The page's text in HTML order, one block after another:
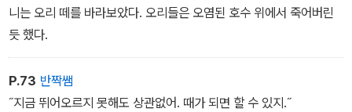
니는 오리 떼를 바라보았다. 오리들은 오염된 호수 위에서 죽어버린
듯 했다.
P.73 반짝쌤
˝지금 뛰어오르지 못해도 상관없어. 때가 되면 할 수 있지.˝